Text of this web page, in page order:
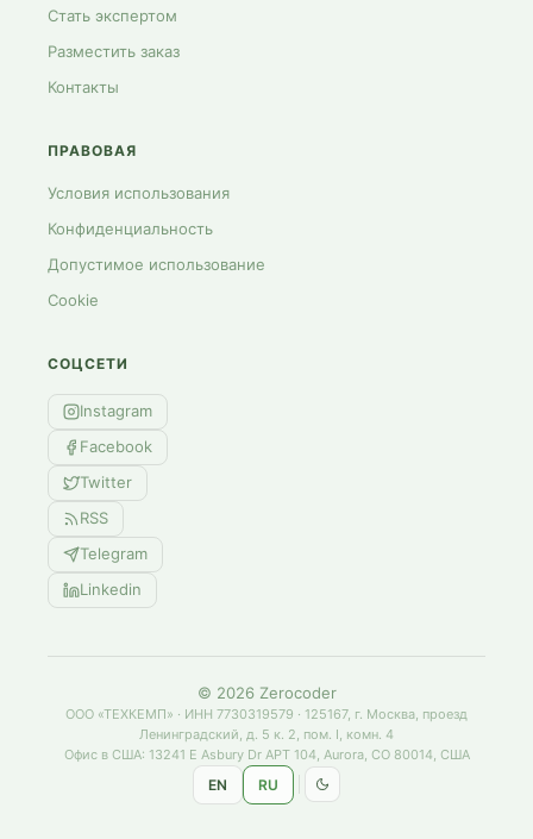
Стать экспертом
Разместить заказ
Контакты
ПРАВОВАЯ
Условия использования
Конфиденциальность
Допустимое использование
Cookie
СОЦСЕТИ
Instagram
Facebook
Twitter
RSS
Telegram
Linkedin
© 2026 Zerocoder
ООО «ТЕХКЕМП» · ИНН 7730319579 · 125167, г. Москва, проезд
Ленинградский, д. 5 к. 2, пом. I, комн. 4
Офис в США: 13241 E Asbury Dr APT 104, Aurora, CO 80014, США
EN RU